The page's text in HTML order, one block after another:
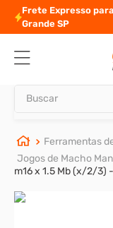
Frete Expresso para
Grande SP
Ferramentas
Jogos de Macho
m16 x 1.5 Mb (x/2/3)
TERMOS MAIS
1º
parafuso allen